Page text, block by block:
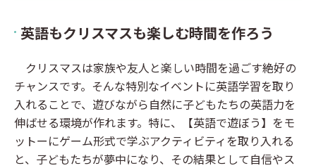
英語もクリスマスも楽しむ時間を作ろう
クリスマスは家族や友人と楽しい時間を過ごす絶好の
チャンスです。そんな特別なイベントに英語学習を取り
入れることで、遊びながら自然に子どもたちの英語力を
伸ばせる環境が作れます。特に、【英語で遊ぼう】をモ
ットーにゲーム形式で学ぶアクティビティを取り入れる
と、子どもたちが夢中になり、その結果として自信やス